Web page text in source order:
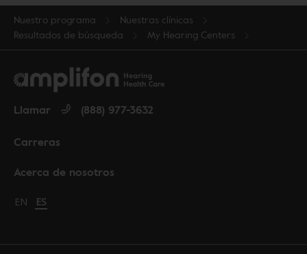
Nuestro programa
Nuestras clínicas
Resultados de búsqueda
My Hearing Centers
Acerca de nosotros
Carreras
Llamar (888) 977-3632
Change language to English
EN Cambiar idioma a español
ES